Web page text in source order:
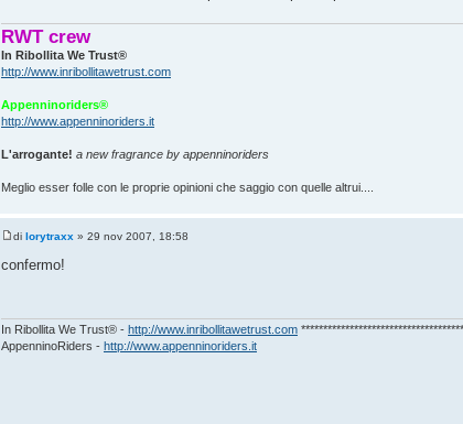
RWT crew
In Ribollita We Trust®
http://www.inribollitawetrust.com
Appenninoriders®
http://www.appenninoriders.it
L'arrogante! a new fragrance by appenninoriders
Meglio esser folle con le proprie opinioni che saggio con quelle altrui....
di lorytraxx » 29 nov 2007, 18:58
confermo!
In Ribollita We Trust® - http://www.inribollitawetrust.com
AppenninoRiders - http://www.appenninoriders.it